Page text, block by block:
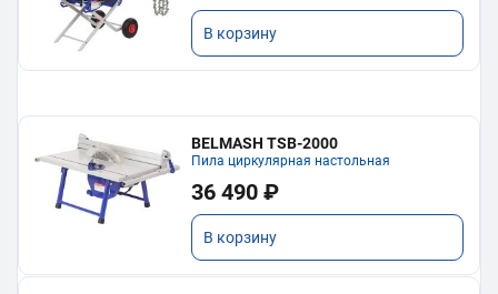
В корзину
BELMASH TSB-2000
Пила циркулярная настольная
36 490 ₽
В корзину